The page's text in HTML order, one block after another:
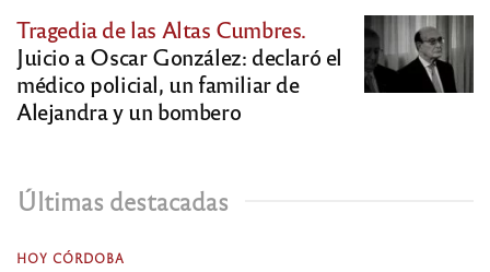
Tragedia de las Altas Cumbres.
Juicio a Oscar González: declaró el
médico policial, un familiar de
Alejandra y un bombero
Últimas destacadas
HOY CÓRDOBA